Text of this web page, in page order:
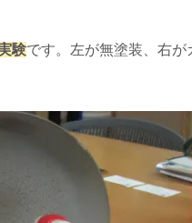
験です。左が無塗装、右が